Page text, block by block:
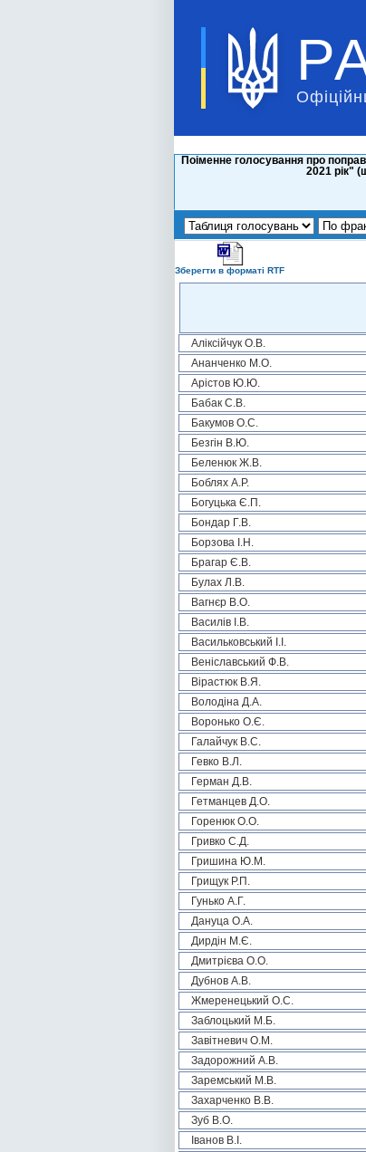
Поіменне голосування про
2021 рік"
Зберегти в форматі RTF
Аліксійчук О.В.
Ананченко М.О.
Арістов Ю.Ю.
Бабак С.В.
Бакумов О.С.
Безгін В.Ю.
Беленюк Ж.В.
Боблях А.Р.
Богуцька Є.П.
Бондар Г.В.
Борзова І.Н.
Брагар Є.В.
Булах Л.В.
Вагнєр В.О.
Василів І.В.
Васильковський І.І.
Веніславський Ф.В.
Вірастюк В.Я.
Володіна Д.А.
Воронько О.Є.
Галайчук В.С.
Гевко В.Л.
Герман Д.В.
Гетманцев Д.О.
Горенюк О.О.
Гривко С.Д.
Гришина Ю.М.
Грищук Р.П.
Гунько А.Г.
Дануца О.А.
Дирдін М.Є.
Дмитрієва О.О.
Дубнов А.В.
Жмеренецький О.С.
Заблоцький М.Б.
Завітневич О.М.
Задорожний А.В.
Заремський М.В.
Захарченко В.В.
Зуб В.О.
Іванов В.І.